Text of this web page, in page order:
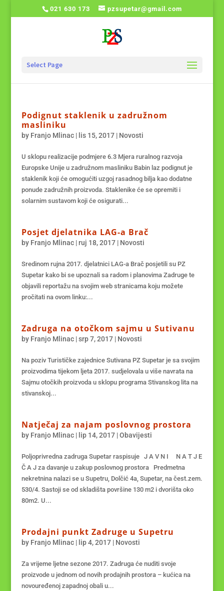
021 630 173 pzsupetar@gmail.com
Select Page
Podignut staklenik u zadružnom
masliniku
by Franjo Mlinac| lis 15, 2017| Novosti
U sklopu realizacije podmjere 6.3 Mjera ruralnog razvoja
Europske Unije u zadružnom masliniku Babin laz podignut je
staklenik koji će omogućiti uzgoj rasadnog bilja kao dodatne
ponude zadružnih proizvoda. Staklenike će se opremiti i
solarnim sustavom koji će osigurati...
Posjet djelatnika LAG-a Brač
by Franjo Mlinac| ruj 18, 2017| Novosti
Sredinom rujna 2017. djelatnici LAG-a Brač posjetili su PZ
Supetar kako bi se upoznali sa radom i planovima Zadruge te
objavili reportažu na svojim web stranicama koju možete
pročitati na ovom linku:...
Zadruga na otočkom sajmu u Sutivanu
by Franjo Mlinac|srp 7, 2017| Novosti
Na poziv Turističke zajednice Sutivana PZ Supetar je sa svojim
proizvodima tijekom ljeta 2017. sudjelovala u više navrata na
Sajmu otočkih proizvoda u sklopu programa Stivanskog lita na
stivanskoj...
Natječaj za najam poslovnog prostora
by Franjo Mlinac| lip 14, 2017|Obavijesti
Poljoprivredna zadruga Supetar raspisuje J A V N I N A T J E
Č A J za davanje u zakup poslovnog prostora Predmetna
nekretnina nalazi se u Supetru, Dolčić 4a, Supetar, na čest.zem.
530/4. Sastoji se od skladišta površine 130 m2 i dvorišta oko
80m2. U...
Prodajni punkt Zadruge u Supetru
by Franjo Mlinac| lip 4, 2017| Novosti
Za vrijeme ljetne sezone 2017. Zadruga će nuditi svoje
proizvode u jednom od novih prodajnih prostora – kućica na
novouređenoj zapadnoj obali u...